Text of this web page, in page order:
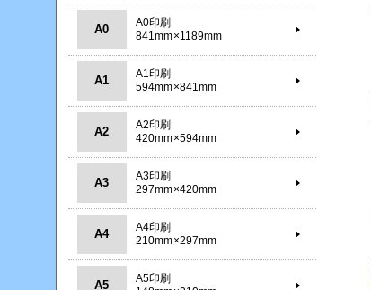
A0
A0印刷
841mm×1189mm
A1
A1印刷
594mm×841mm
A2
A2印刷
420mm×594mm
A3
A3印刷
297mm×420mm
A4
A4印刷
210mm×297mm
A5
A5印刷